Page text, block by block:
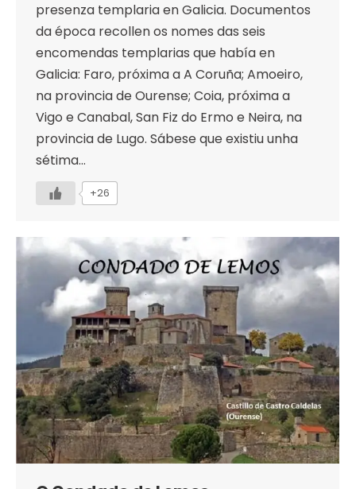
presenza templaria en Galicia. Documentos
da época recollen os nomes das seis
encomendas templarias que había en
Galicia: Faro, próxima a A Coruña; Amoeiro,
na provincia de Ourense; Coia, próxima a
Vigo e Canabal, San Fiz do Ermo e Neira, na
provincia de Lugo. Sábese que existiu unha
sétima…
+26